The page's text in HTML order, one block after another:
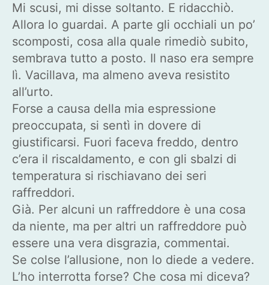
Mi scusi, mi disse soltanto. E ridacchiò.
Allora lo guardai. A parte gli occhiali un po’
scomposti, cosa alla quale rimediò subito,
sembrava tutto a posto. Il naso era sempre
lì. Vacillava, ma almeno aveva resistito
all’urto.
Forse a causa della mia espressione
preoccupata, si sentì in dovere di
giustificarsi. Fuori faceva freddo, dentro
c’era il riscaldamento, e con gli sbalzi di
temperatura si rischiavano dei seri
raffreddori.
Già. Per alcuni un raffreddore è una cosa
da niente, ma per altri un raffreddore può
essere una vera disgrazia, commentai.
Se colse l’allusione, non lo diede a vedere.
L’ho interrotta forse? Che cosa mi diceva?